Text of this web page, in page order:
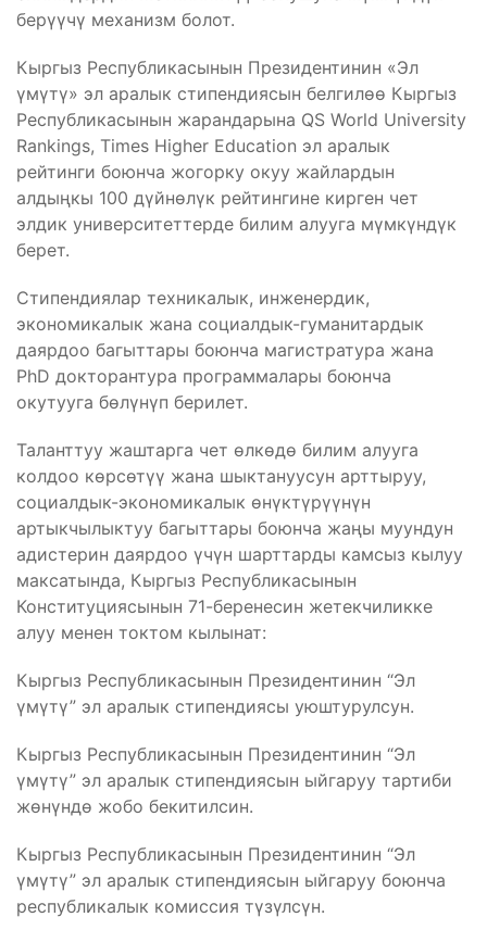
берүүчү механизм болот.
Кыргыз Республикасынын Президентинин «Эл
үмүтү» эл аралык стипендиясын белгилөө Кыргыз
Республикасынын жарандарына QS World University
Rankings, Times Higher Education эл аралык
рейтинги боюнча жогорку окуу жайлардын
алдыңкы 100 дүйнөлүк рейтингине кирген чет
элдик университеттерде билим алууга мүмкүндүк
берет.
Стипендиялар техникалык, инженердик,
экономикалык жана социалдык-гуманитардык
даярдоо багыттары боюнча магистратура жана
PhD докторантура программалары боюнча
окутууга бөлүнүп берилет.
Таланттуу жаштарга чет өлкөдө билим алууга
колдоо көрсөтүү жана шыктануусун арттыруу,
социалдык-экономикалык өнүктүрүүнүн
артыкчылыктуу багыттары боюнча жаңы муундун
адистерин даярдоо үчүн шарттарды камсыз кылуу
максатында, Кыргыз Республикасынын
Конституциясынын 71-беренесин жетекчиликке
алуу менен токтом кылынат:
Кыргыз Республикасынын Президентинин “Эл
үмүтү” эл аралык стипендиясы уюштурулсун.
Кыргыз Республикасынын Президентинин “Эл
үмүтү” эл аралык стипендиясын ыйгаруу тартиби
жөнүндө жобо бекитилсин.
Кыргыз Республикасынын Президентинин “Эл
үмүтү” эл аралык стипендиясын ыйгаруу боюнча
республикалык комиссия түзүлсүн.